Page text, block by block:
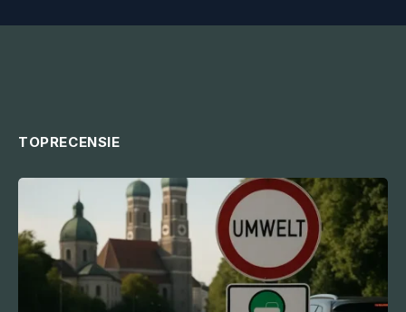
TOPRECENSIE